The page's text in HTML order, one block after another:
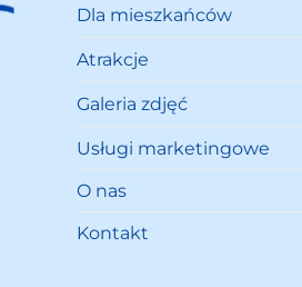
Dla mieszkańców
Atrakcje
Galeria zdjęć
Usługi marketingowe
O nas
Kontakt